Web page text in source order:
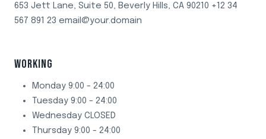
653 Jett Lane, Suite 50, Beverly Hills, CA 90210 +12 34
567 891 23 email@your.domain
WORKING
Monday 9:00 - 24:00
Tuesday 9:00 - 24:00
Wednesday CLOSED
Thursday 9:00 - 24:00